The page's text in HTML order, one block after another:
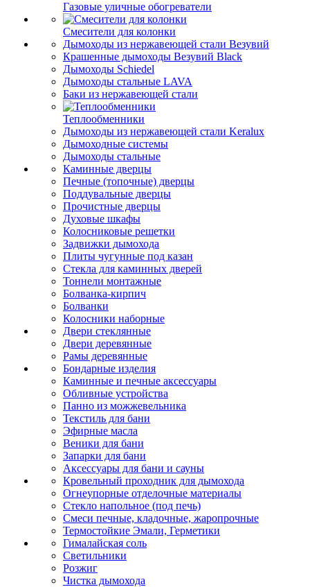
Газовые уличные обогреватели
Смесители для колонки
Дымоходы из нержавеющей стали Везувий
Крашенные дымоходы Везувий Black
Дымоходы Schiedel
Дымоходы стальные LAVA
Баки из нержавеющей стали
Теплообменники
Дымоходы из нержавеющей стали Keralux
Дымоходные системы
Дымоходы стальные
Каминные дверцы
Печные (топочные) дверцы
Поддувальные дверцы
Прочистные дверцы
Духовые шкафы
Колосниковые решетки
Задвижки дымохода
Плиты чугунные под казан
Стекла для каминных дверей
Тоннели монтажные
Болванка-кирпич
Болванки
Колосники наборные
Двери стеклянные
Двери деревянные
Рамы деревянные
Бондарные изделия
Каминные и печные аксессуары
Обливные устройства
Панно из можжевельника
Текстиль для бани
Эфирные масла
Веники для бани
Запарки для бани
Аксессуары для бани и сауны
Кровельный проходник для дымохода
Огнеупорные отделочные материалы
Стекло напольное (под печь)
Смеси печные, кладочные, жаропрочные
Термостойкие Эмали, Герметики
Гималайская соль
Светильники
Розжиг
Чистка дымохода